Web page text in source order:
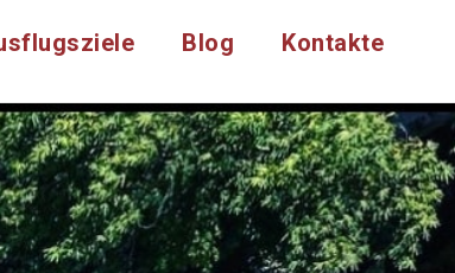
Blog Kontakte